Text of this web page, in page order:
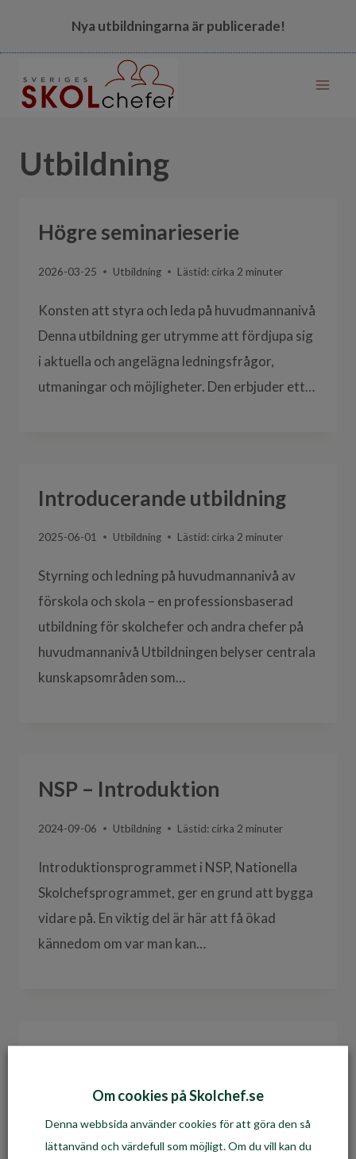
Nya utbildningarna är publicerade!
Utbildning
Högre seminarieserie
2026-03-25 Utbildning Lästid: cirka 2 minuter
Konsten att styra och leda på huvudmannanivå
Denna utbildning ger utrymme att fördjupa sig
i aktuella och angelägna ledningsfrågor,
utmaningar och möjligheter. Den erbjuder ett…
Introducerande utbildning
2025-06-01 Utbildning Lästid: cirka 2 minuter
Styrning och ledning på huvudmannanivå av
förskola och skola – en professionsbaserad
utbildning för skolchefer och andra chefer på
huvudmannanivå Utbildningen belyser centrala
kunskapsområden som…
NSP – Introduktion
2024-09-06 Utbildning Lästid: cirka 2 minuter
Introduktionsprogrammet i NSP, Nationella
Skolchefsprogrammet, ger en grund att bygga
vidare på. En viktig del är här att få ökad
kännedom om var man kan…
NSP – Fördjupning
2024-08-06 Utbildning Lästid: cirka2 minuter
Det Nationella Skolchefsprogrammet bygger
Om cookies på Skolchef.se
Denna webbsida använder cookies för att göra den så
lättanvänd och värdefull som möjligt. Om du vill kan du